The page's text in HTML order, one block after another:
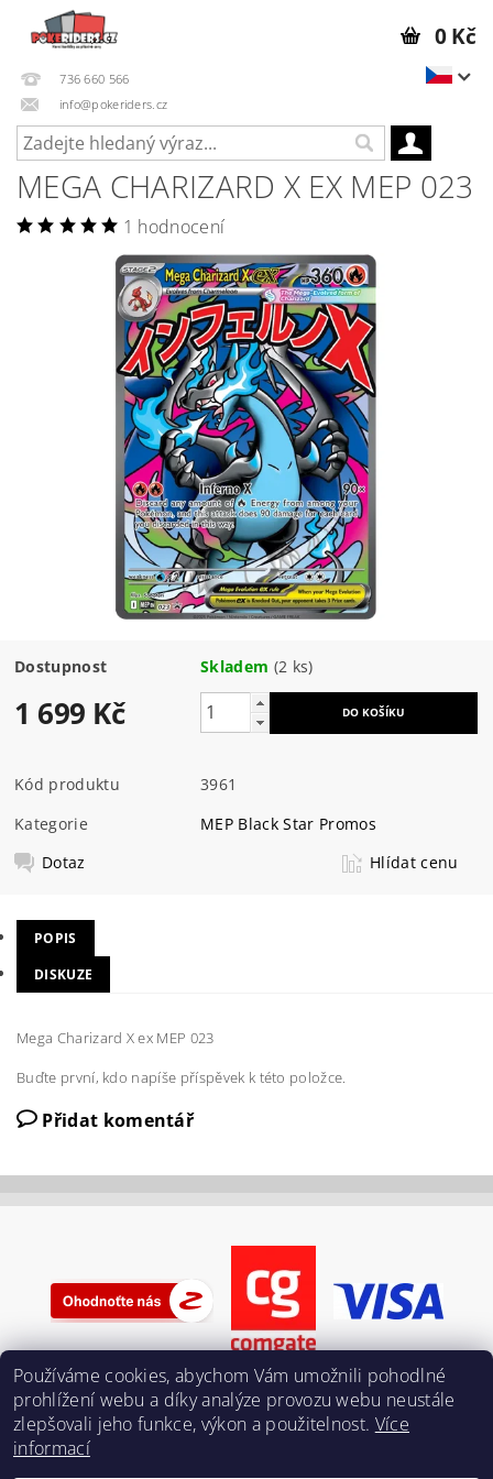
736 660 566
info@pokeriders.cz
0 Kč
MEGA CHARIZARD X EX MEP 023
1 hodnocení
Dostupnost Skladem (2 ks)
1 699 Kč
Kód produktu
3961
Kategorie
MEP Black Star Promos
Dotaz
Hlídat cenu
POPIS
DISKUZE
Mega Charizard X ex MEP 023
Buďte první, kdo napíše příspěvek k této položce.
Přidat komentář
Používáme cookies, abychom Vám umožnili pohodlné
prohlížení webu a díky analýze provozu webu neustále
zlepšovali jeho funkce, výkon a použitelnost. Více
informací